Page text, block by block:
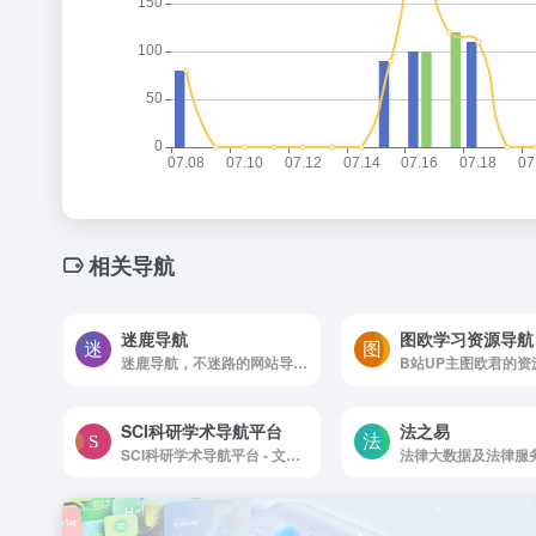
相关导航
迷鹿导航
迷鹿导航，不迷路的网站导航，致力于为用户提供方便快捷实用的网址导航服务，帮助用户快速访问常用网站，满足用户的上网需求！收录的网站涵盖了生活服务、实用工具、资源发现、AI领域、 影音娱乐、设计灵感、站长工具、开发资源、探索发现等多个领域，让您的上网体验更加丰富多彩！
图欧学习资源导航
SCI科研学术导航平台
SCI科研学术导航平台 - 文献资源与AI工具
法之易
法律大数据及法律服